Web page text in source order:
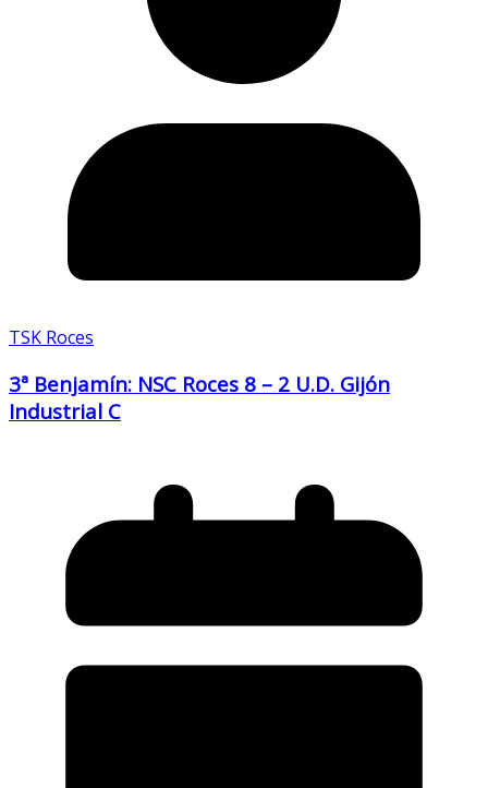
TSK Roces
3ª Benjamín: NSC Roces 8 – 2 U.D. Gijón
Industrial C